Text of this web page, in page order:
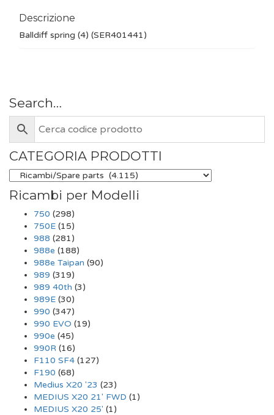
Descrizione
Balldiff spring (4) (SER401441)
Search…
CATEGORIA PRODOTTI
Ricambi per Modelli
750 (298)
750E (15)
988 (281)
988e (188)
988e Taipan (90)
989 (319)
989 40th (3)
989E (30)
990 (347)
990 EVO (19)
990e (45)
990R (16)
F110 SF4 (127)
F190 (68)
Medius X20 '23 (23)
MEDIUS X20 21' FWD (1)
MEDIUS X20 25' (1)